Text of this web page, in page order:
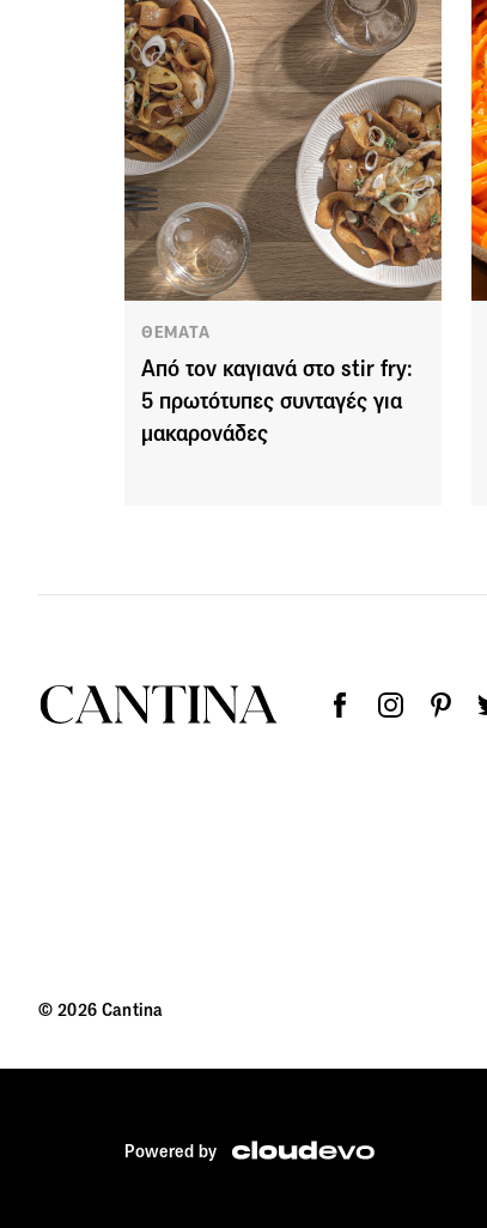
ΘΕΜΑΤΑ
Από τον καγιανά στο stir fry:
5 πρωτότυπες συνταγές για
μακαρονάδες
© 2026 Cantina
Powered by